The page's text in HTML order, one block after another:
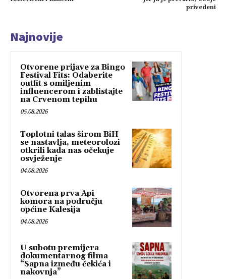
privedeni
Najnovije
Otvorene prijave za Bingo
Festival Fits: Odaberite
outfit s omiljenim
influencerom i zablistajte
na Crvenom tepihu
05.08.2026
Toplotni talas širom BiH
se nastavlja, meteorolozi
otkrili kada nas očekuje
osvježenje
04.08.2026
Otvorena prva Api
komora na području
općine Kalesija
04.08.2026
U subotu premijera
dokumentarnog filma
“Sapna između čekića i
nakovnja”